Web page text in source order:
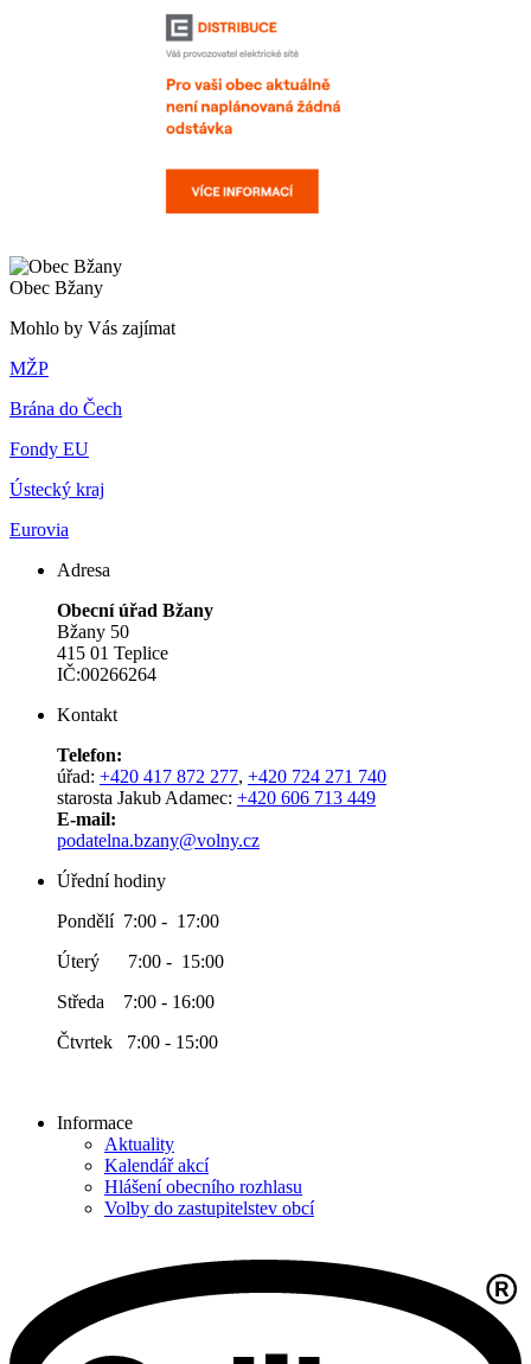
Obec Bžany
Mohlo by Vás zajímat
MŽP
Brána do Čech
Fondy EU
Ústecký kraj
Eurovia
Adresa
Obecní úřad Bžany
Bžany 50
415 01 Teplice
IČ:00266264
Kontakt
Telefon:
úřad: +420 417 872 277, +420 724 271 740
starosta Jakub Adamec: +420 606 713 449
E-mail:
podatelna.bzany@volny.cz
Úřední hodiny
Pondělí 7:00 - 17:00
Úterý 7:00 - 15:00
Středa 7:00 - 16:00
Čtvrtek 7:00 - 15:00
Informace
Aktuality
Kalendář akcí
Hlášení obecního rozhlasu
Volby do zastupitelstev obcí